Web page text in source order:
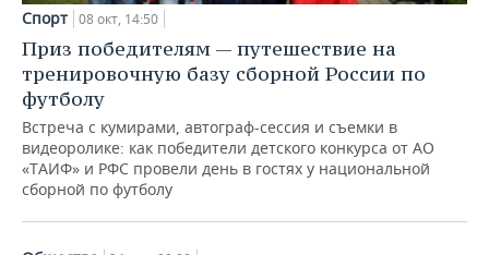
Спорт 08 окт, 14:50
Приз победителям — путешествие на
тренировочную базу сборной России по
футболу
Встреча с кумирами, автограф-сессия и съемки в
видеоролике: как победители детского конкурса от АО
«ТАИФ» и РФС провели день в гостях у национальной
сборной по футболу